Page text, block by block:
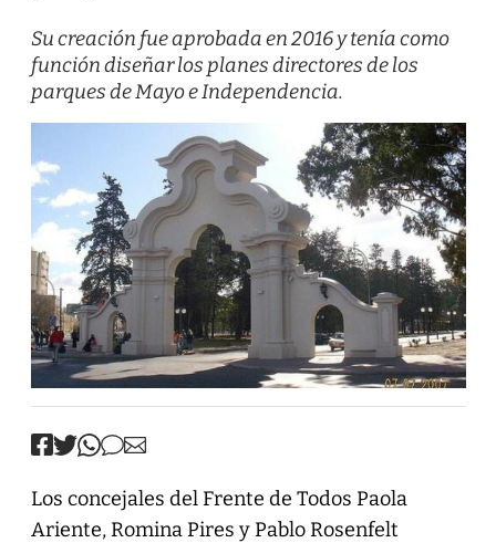
Su creación fue aprobada en 2016 y tenía como
función diseñar los planes directores de los
parques de Mayo e Independencia.
Los concejales del Frente de Todos Paola
Ariente, Romina Pires y Pablo Rosenfelt